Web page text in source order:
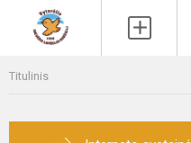
Titulinis